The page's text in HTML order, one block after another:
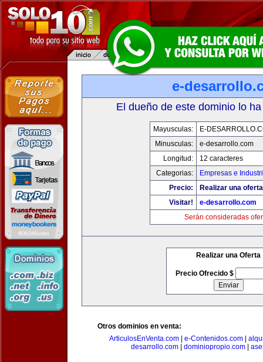
e-
El dueño de este dominio lo
Mayusculas:
E-
Minusculas:
e-desarrollo.com
Longitud:
12 caracteres
Categorias:
Empresas e
Precio:
Realizar una
Visitar!
e-desarrollo.com
Serán consideradas
Realizar una Oferta
Precio Ofrecido $
Otros dominios en venta:
ArticulosEnVenta.com| e-Contenidos.com|
desarrollo.com| dominiopropio.com|